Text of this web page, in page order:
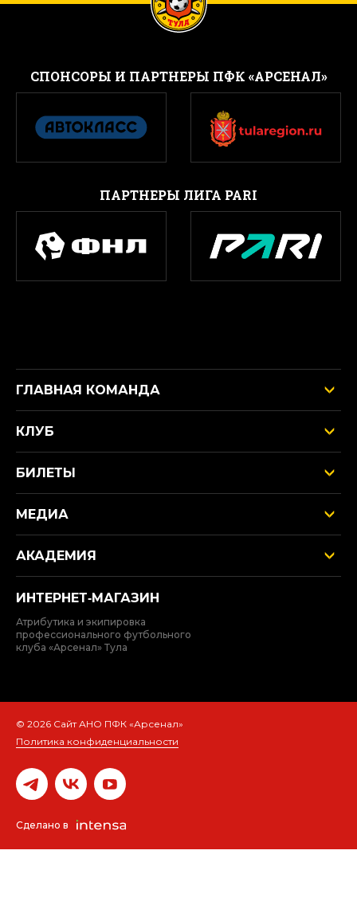
CПОНСОРЫ И ПАРТНЕРЫ ПФК «АРСЕНАЛ»
ПАРТНЕРЫ ЛИГА PARI
ГЛАВНАЯ КОМАНДА
КЛУБ
БИЛЕТЫ
МЕДИА
АКАДЕМИЯ
ИНТЕРНЕТ‑МАГАЗИН
Атрибутика и экипировка
профессионального футбольного
клуба «Арсенал» Тула
© 2026 Сайт АНО ПФК «Арсенал»
Политика конфиденциальности
Сделано в